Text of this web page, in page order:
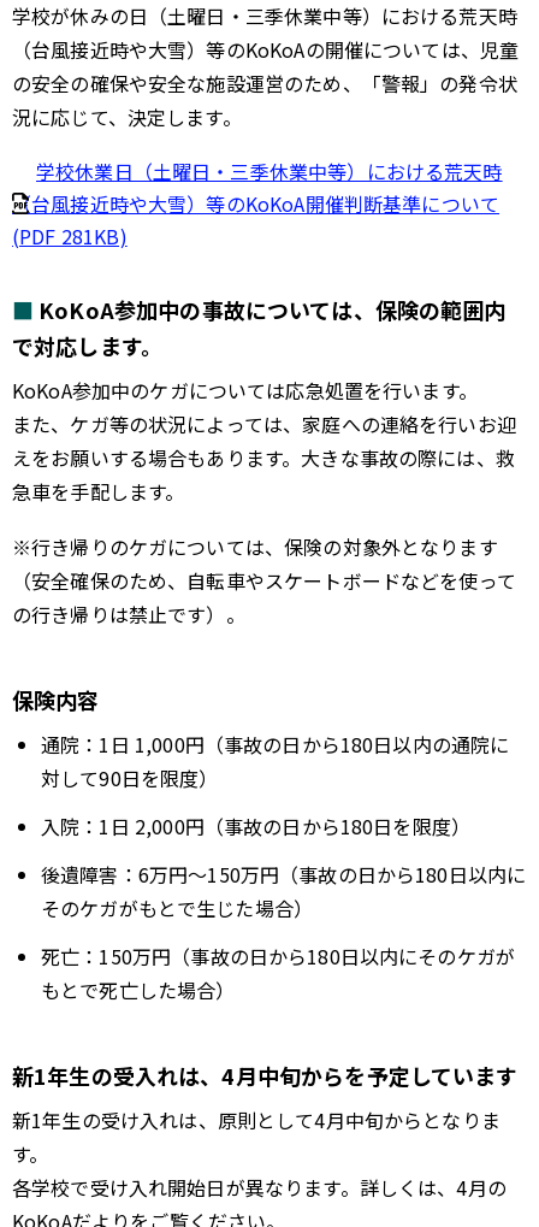
学校が休みの日（土曜日・三季休業中等）における荒天時
（台風接近時や大雪）等のKoKoAの開催については、児童
の安全の確保や安全な施設運営のため、「警報」の発令状
況に応じて、決定します。
学校休業日（土曜日・三季休業中等）における荒天時
（台風接近時や大雪）等のKoKoA開催判断基準について
(PDF 281KB)
KoKoA参加中の事故については、保険の範囲内
で対応します。
KoKoA参加中のケガについては応急処置を行います。
また、ケガ等の状況によっては、家庭への連絡を行いお迎
えをお願いする場合もあります。大きな事故の際には、救
急車を手配します。
※行き帰りのケガについては、保険の対象外となります
（安全確保のため、自転車やスケートボードなどを使って
の行き帰りは禁止です）。
保険内容
通院：1日 1,000円（事故の日から180日以内の通院に
対して90日を限度）
入院：1日 2,000円（事故の日から180日を限度）
後遺障害：6万円～150万円（事故の日から180日以内に
そのケガがもとで生じた場合）
死亡：150万円（事故の日から180日以内にそのケガが
もとで死亡した場合）
新1年生の受入れは、4月中旬からを予定しています
新1年生の受け入れは、原則として4月中旬からとなりま
す。
各学校で受け入れ開始日が異なります。詳しくは、4月の
KoKoAだよりをご覧ください。